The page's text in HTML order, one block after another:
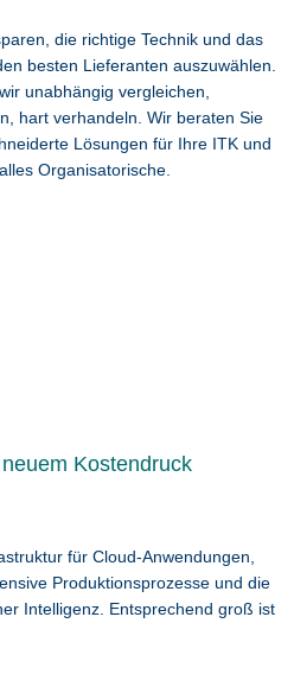
die richtige Technik und das
besten Lieferanten auszuwählen.
unabhängig vergleichen,
hart verhandeln. Wir beraten Sie
Lösungen für Ihre ITK und
Organisatorische.
Kostendruck
für Cloud-Anwendungen,
Produktionsprozesse und die
Intelligenz. Entsprechend groß ist